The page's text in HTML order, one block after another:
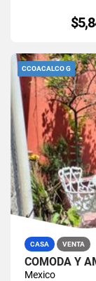
CCOACALCO G
CASA VENTA
CÓMODA Y
Mexico